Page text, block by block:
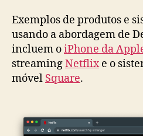
Exemplos de produtos e
usando a abordagem de
incluem oiPhone da
streamingNetflixe o
móvel Square.